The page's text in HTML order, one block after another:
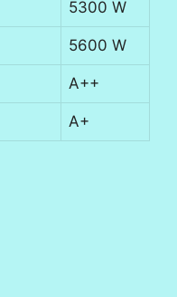
5300 W
5600 W
A++
A+